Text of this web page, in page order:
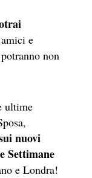
e
non
ultime
nuovi
Settimane
e Londra!